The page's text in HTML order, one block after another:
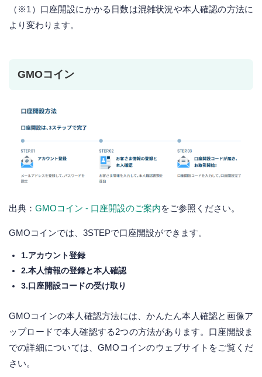
（※1）口座開設にかかる日数は混雑状況や本人確認の方法に
より変わります。
GMOコイン
出典： GMOコイン - 口座開設のご案内をご参照ください。
GMOコインでは、3STEPで口座開設ができます。
1.アカウント登録
2.本人情報の登録と本人確認
3.口座開設コードの受け取り
GMOコインの本人確認方法には、かんたん本人確認と画像ア
ップロードで本人確認する2つの方法があります。口座開設ま
での詳細については、GMOコインのウェブサイトをご覧くだ
さい。